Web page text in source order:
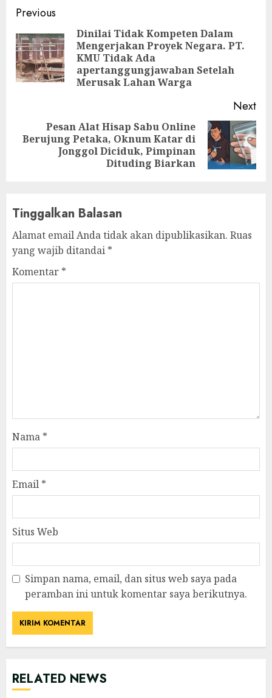
Continue
Reading
Previous
Dinilai Tidak Kompeten Dalam
Mengerjakan Proyek Negara. PT.
KMU Tidak Ada
apertanggungjawaban Setelah
Merusak Lahan Warga
Next
Next
Pesan Alat Hisap Sabu Online
Berujung Petaka, Oknum Katar di
Jonggol Diciduk, Pimpinan
Dituding Biarkan
Tinggalkan Balasan
Alamat email Anda tidak akan dipublikasikan. Ruas
yang wajib ditandai *
Komentar *
Nama *
Email *
Situs Web
Simpan nama, email, dan situs web saya pada
peramban ini untuk komentar saya berikutnya.
RELATED NEWS